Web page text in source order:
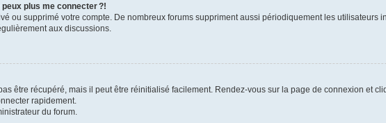
plus me connecter ?!
ou supprimé votre compte. De nombreux forums suppriment aussi périodiquement les utilisateurs
aux discussions.
être récupéré, mais il peut être réinitialisé facilement. Rendez-vous sur la page de connexion et
rapidement.
du forum.